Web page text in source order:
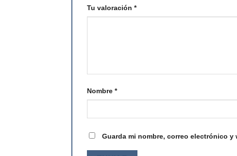
Tu valoración *
Nombre *
Guarda mi nombre, correo electrónico y